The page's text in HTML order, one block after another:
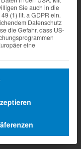
Sie auch in die
(1) lit. a GDPR ein.
Datenschutz
die Gefahr, dass US-
eine